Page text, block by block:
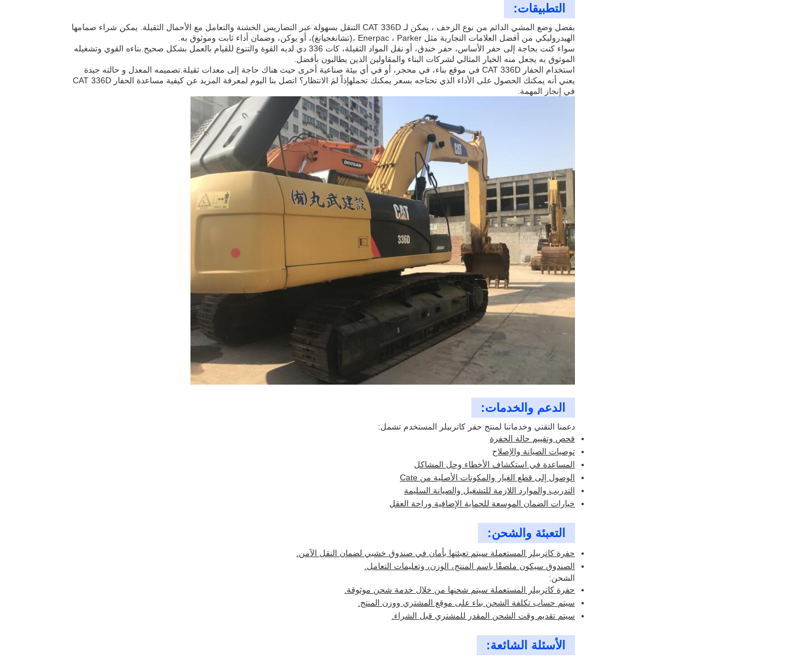
التطبيقات:
بفضل وضع المشي الدائم من نوع الزحف ، يمكن لـ CAT 336D التنقل بسهولة عبر التضاريس الخشنة والتعامل مع الأحمال الثقيلة. يمكن شراء صمامها
الهيدروليكي من أفضل العلامات التجارية مثل Enerpac ، Parker ،(تشانغجيانغ)، أو يوكن، وضمان أداء ثابت وموثوق به.
سواء كنت بحاجة إلى حفر الأساس، حفر خندق، أو نقل المواد الثقيلة، كات 336 دي لديه القوة والتنوع للقيام بالعمل بشكل صحيح.بناءه القوي وتشغيله
الموثوق به يجعل منه الخيار المثالي لشركات البناء والمقاولين الذين يطالبون بأفضل.
استخدام الحفار CAT 336D في موقع بناء، في محجر، أو في أي بيئة صناعية أخرى حيث هناك حاجة إلى معدات ثقيلة.تصميمه المعدل و حالته جيدة
يعني أنه يمكنك الحصول على الأداء الذي تحتاجه بسعر يمكنك تحملهإذاً لمَ الانتظار؟ اتصل بنا اليوم لمعرفة المزيد عن كيفية مساعدة الحفار CAT 336D
في إنجاز المهمة.
الدعم والخدمات:
دعمنا التقني وخدماتنا لمنتج حفر كاتربيلر المستخدم تشمل:
فحص وتقييم حالة الحفرة
توصيات الصيانة والإصلاح
المساعدة في استكشاف الأخطاء وحل المشاكل
الوصول إلى قطع الغيار والمكونات الأصلية من Cate
التدريب والموارد اللازمة للتشغيل والصيانة السليمة
خيارات الضمان الموسعة للحماية الإضافية وراحة العقل
التعبئة والشحن:
حفرة كاتربيلر المستعملة سيتم تعبئتها بأمان في صندوق خشبي لضمان النقل الآمن.
الصندوق سيكون ملصقًا باسم المنتج، الوزن، وتعليمات التعامل.
الشحن:
حفرة كاتربيلر المستعملة سيتم شحنها من خلال خدمة شحن موثوقة.
سيتم حساب تكلفة الشحن بناء على موقع المشتري ووزن المنتج.
سيتم تقديم وقت الشحن المقدر للمشتري قبل الشراء.
الأسئلة الشائعة: